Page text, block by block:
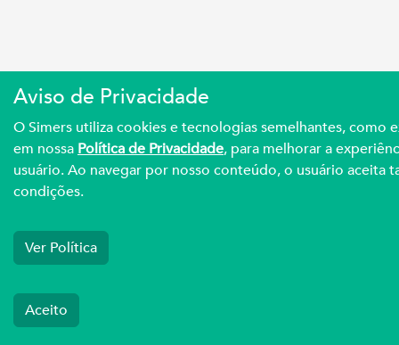
Aviso de Privacidade
O Simers utiliza cookies e tecnologias semelhantes, como
em nossa Política de Privacidade, para melhorar a
usuário. Ao navegar por nosso conteúdo, o usuário aceita
condições.
Ver Política
Aceito